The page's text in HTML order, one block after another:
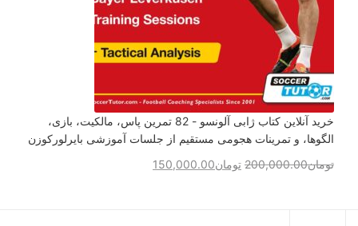
خرید آنلاین کتاب ژابی آلونسو - 82 تمرین پاس، مالکیت، بازی،
الگوها، و تمرینات هجومی مستقیم از جلسات آموزشی بایرلورکوزن
تومان200,000.00 تومان150,000.00